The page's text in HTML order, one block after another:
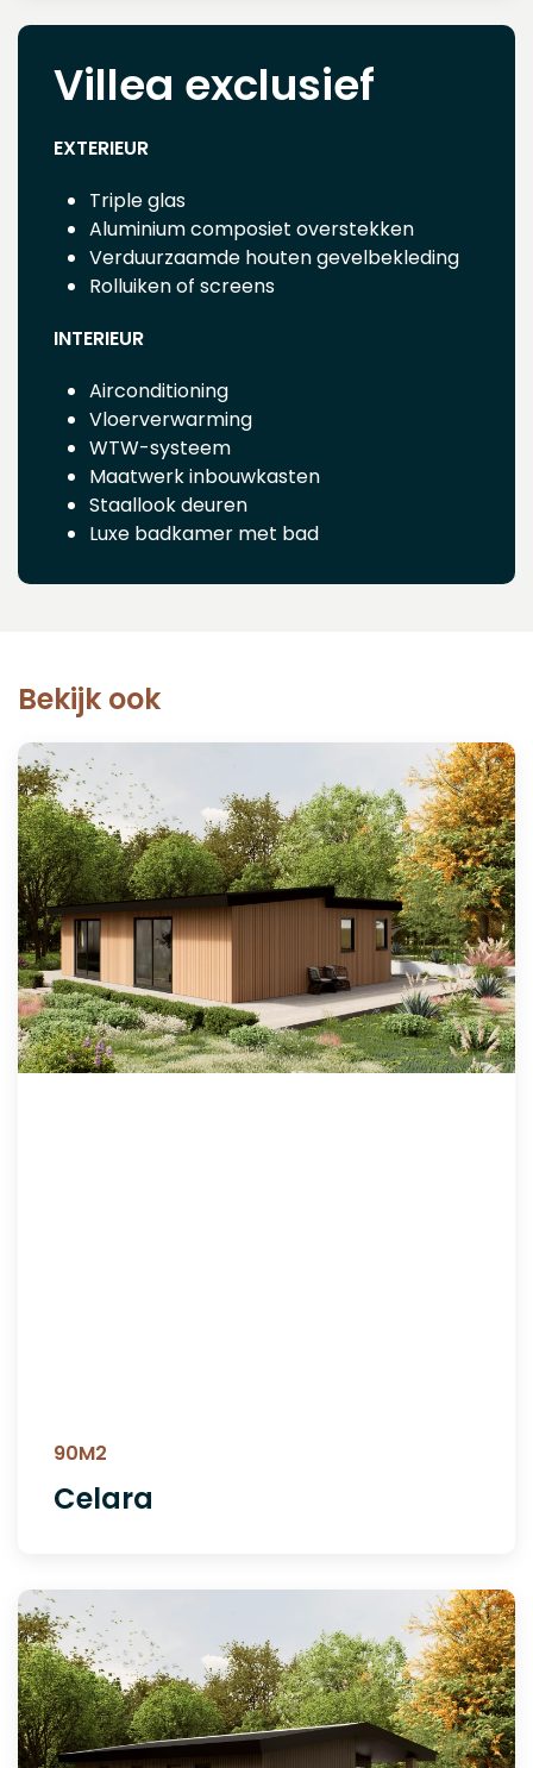
Villea exclusief
EXTERIEUR
Triple glas
Aluminium composiet overstekken
Verduurzaamde houten gevelbekleding
Rolluiken of screens
INTERIEUR
Airconditioning
Vloerverwarming
WTW-systeem
Maatwerk inbouwkasten
Staallook deuren
Luxe badkamer met bad
Bekijk ook
90M2
Celara